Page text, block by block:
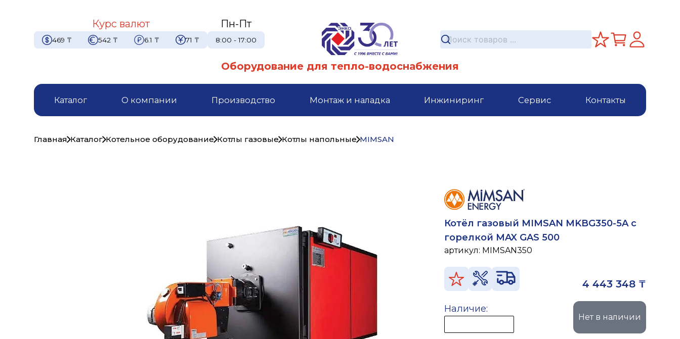
Курс валют
469 ₸ 542 ₸ 6.1 ₸ 71 ₸
Пн-Пт
8:00 - 17:00
Оборудование для тепло-водоснабжения
Каталог О компании Производство Монтаж и наладка Инжиниринг Сервис Контакты
Главная Каталог Котельное оборудование Котлы газовые Котлы напольные MIMSAN
Котёл газовый MIMSAN MKBG350-5A с
горелкой MAX GAS 500
артикул: MIMSAN350
4 443 348 ₸
Наличие:
Нет в наличии